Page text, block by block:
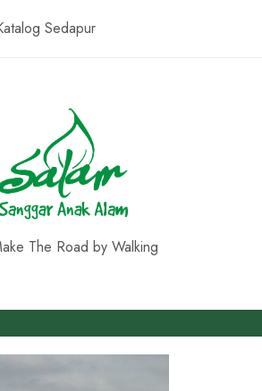
Sedapur
The Road by Walking